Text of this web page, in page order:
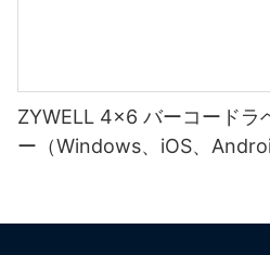
ZYWELL 4x6 バーコードラ
ー（Windows、iOS、